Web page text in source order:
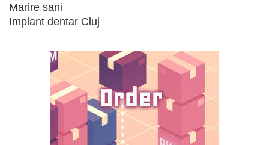
Marire sani
Implant dentar Cluj